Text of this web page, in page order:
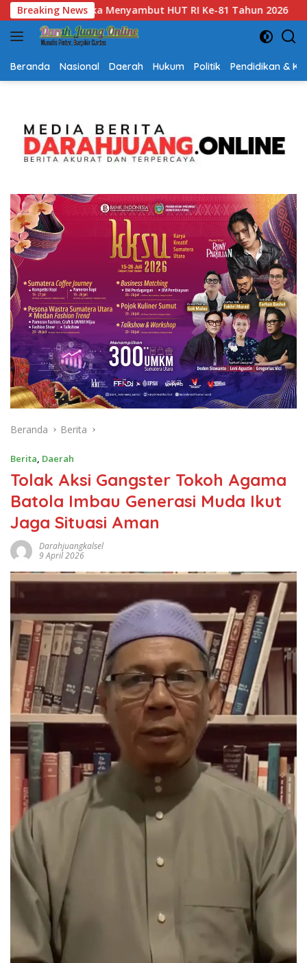
Langsung
ke
konten
Breaking NewsGubernur Kalsel H. Muhidin Apresiasi Polda Kalsel
Beranda Nasional Daerah Hukum Politik Pendidikan &
Beranda Berita
Berita, Daerah
Tolak Aksi Gangster Tokoh Agama
Batola Imbau Generasi Muda Ikut
Jaga Situasi Aman
Darahjuangkalsel
9 April 2026